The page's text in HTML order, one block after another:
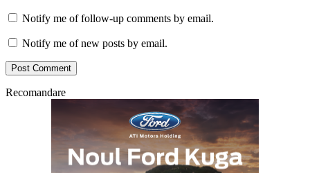
Notify me of follow-up comments by email.
Notify me of new posts by email.
Recomandare